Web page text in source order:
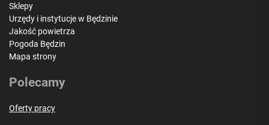
Sklepy
Urzędy i instytucje w Będzinie
Jakość powietrza
Pogoda Będzin
Mapa strony
Polecamy
Oferty pracy